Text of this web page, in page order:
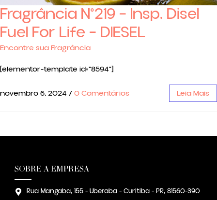
Fragrância N°219 – Insp. Disel
Fuel For Life – DIESEL
Encontre sua Fragrância
[elementor-template id="8594"]
novembro 6, 2024 /0 Comentários Leia Mais
SOBRE A EMPRESA
Rua Mangaba, 155 - Uberaba - Curitiba - PR, 81560-390